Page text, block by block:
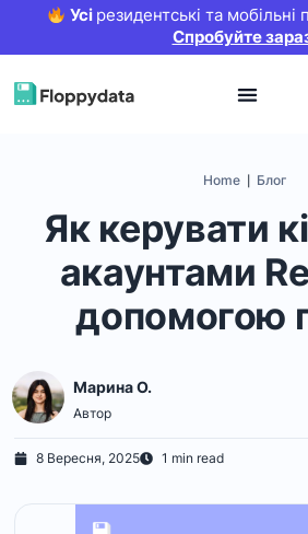
Усі резидентські та мобільні
Спробуйте
Home Блог
Як керувати
акаунтами
допомогою
Марина O.
Автор
8 Вересня, 2025 1 min read